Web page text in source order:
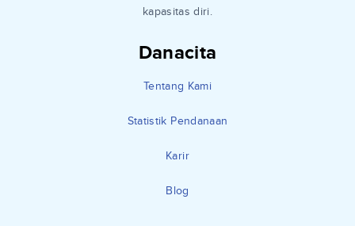
Danacita
Tentang Kami
Statistik Pendanaan
Karir
Blog
kapasitas diri.